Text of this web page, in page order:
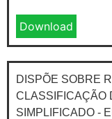
Download
DISPÕE SOBRE
CLASSIFICAÇÃO
SIMPLIFICADO -